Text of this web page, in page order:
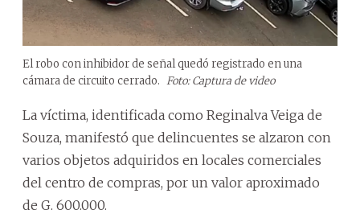
El robo con inhibidor de señal quedó registrado en una
cámara de circuito cerrado. Foto: Captura de video
La víctima, identificada como Reginalva Veiga de
Souza, manifestó que delincuentes se alzaron con
varios objetos adquiridos en locales comerciales
del centro de compras, por un valor aproximado
de G. 600.000.